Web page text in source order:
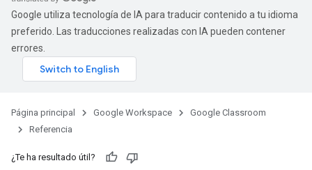
Google utiliza tecnología de IA para traducir contenido a tu idioma
preferido. Las traducciones realizadas con IA pueden contener
errores.
Página principal Google Workspace
Google Classroom
Referencia
¿Te ha resultado útil?